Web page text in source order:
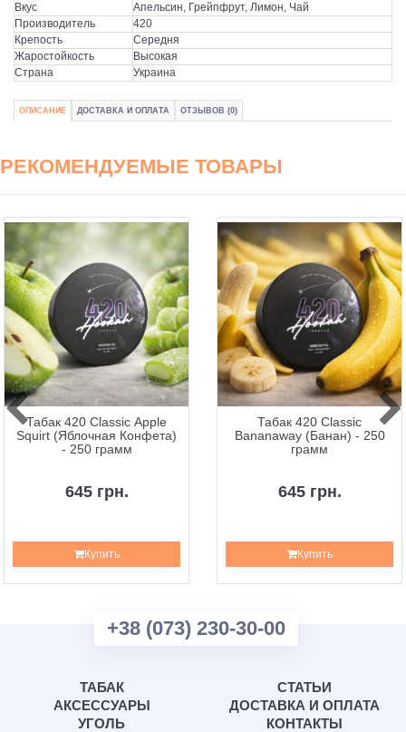
Вкус
Апельсин, Грейпфрут, Лимон, Чай
Производитель
420
Крепость
Середня
Жаростойкость
Высокая
Страна
Украина
ОПИСАНИЕ ДОСТАВКА И ОПЛАТА ОТЗЫВОВ (0)
РЕКОМЕНДУЕМЫЕ ТОВАРЫ
Табак 420 Classic Apple
Squirt (Яблочная Конфета)
- 250 грамм
645 грн.
Купить
Табак 420 Classic
Bananaway (Банан) - 250
грамм
645 грн.
Купить
+38 (073) 230-30-00
ТАБАК
АКСЕССУАРЫ
УГОЛЬ
СТАТЬИ
ДОСТАВКА И ОПЛАТА
КОНТАКТЫ